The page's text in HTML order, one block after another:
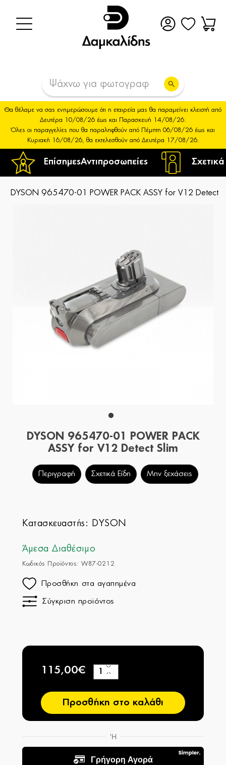
ΕπίσημεςΑντιπροσωπείες
Θα θέλαμε να σας ενημερώσουμε ότι η εταιρεία μας θα παραμείνει κλειστή από
Δευτέρα 10/08/26 έως και Παρασκευή 14/08/26.
Όλες οι παραγγελίες που θα παραληφθούν από Πέμπτη 06/08/26 έως και
Κυριακή 16/08/26, θα εκτελεσθούν από Δευτέρα 17/08/26.
DYSON 965470-01 POWER PACK ASSY for V12 Detect
DYSON 965470-01 POWER PACK
ASSY for V12 Detect Slim
Περιγραφή Σχετικά Είδη Μην ξεχάσεις
Κατασκευαστής: DYSON
Άμεσα Διαθέσιμο
Κωδικός Προϊόντος: W87-0212
Προσθήκη στα αγαπημένα
Σύγκριση προϊόντος
115,00€
−
+
Προσθήκη στο καλάθι